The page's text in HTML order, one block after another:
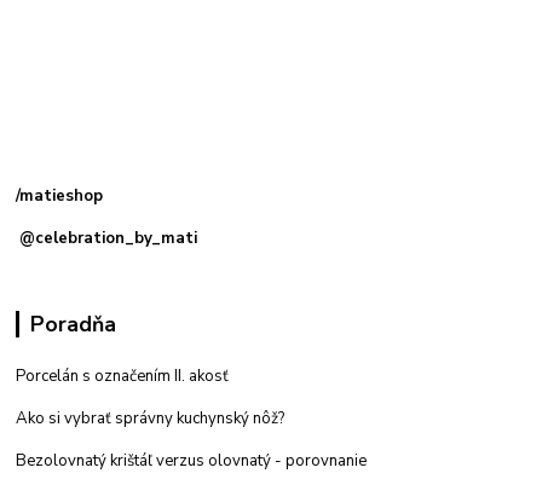
/matieshop
@celebration_by_mati
Poradňa
Porcelán s označením II. akosť
Ako si vybrať správny kuchynský nôž?
Bezolovnatý krištáľ verzus olovnatý - porovnanie